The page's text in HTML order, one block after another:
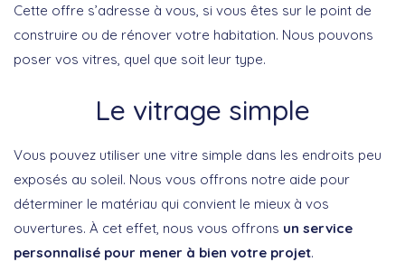
Cette offre s’adresse à vous, si vous êtes sur le point de
construire ou de rénover votre habitation. Nous pouvons
poser vos vitres, quel que soit leur type.
Le vitrage simple
Vous pouvez utiliser une vitre simple dans les endroits peu
exposés au soleil. Nous vous offrons notre aide pour
déterminer le matériau qui convient le mieux à vos
ouvertures. À cet effet, nous vous offrons un service
personnalisé pour mener à bien votre projet.